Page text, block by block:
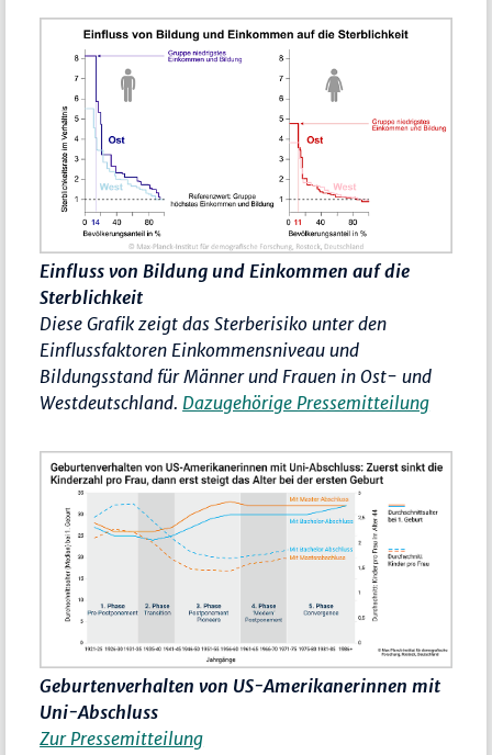
Einfluss von Bildung und Einkommen auf die
Sterblichkeit
Diese Grafik zeigt das Sterberisiko unter den
Einflussfaktoren Einkommensniveau und
Bildungsstand für Männer und Frauen in Ost- und
Westdeutschland. Dazugehörige Pressemitteilung
Geburtenverhalten von US-Amerikanerinnen mit
Uni-Abschluss
Zur Pressemitteilung